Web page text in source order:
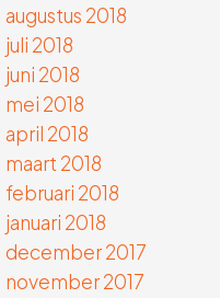
augustus 2018
juli 2018
juni 2018
mei 2018
april 2018
maart 2018
februari 2018
januari 2018
december 2017
november 2017